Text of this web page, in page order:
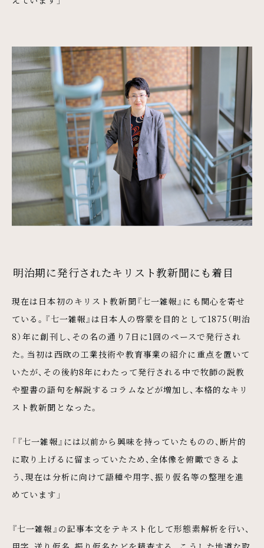
明治期に発行されたキリスト教新聞にも着目
現在は日本初のキリスト教新聞『七一雑報』にも関心を寄せ
ている。『七一雑報』は日本人の啓蒙を目的として1875（明治
8）年に創刊し、その名の通り7日に1回のペースで発行され
た。当初は西欧の工業技術や教育事業の紹介に重点を置いて
いたが、その後約8年にわたって発行される中で牧師の説教
や聖書の語句を解説するコラムなどが増加し、本格的なキリ
スト教新聞となった。
「『七一雑報』には以前から興味を持っていたものの、断片的
に取り上げるに留まっていたため、全体像を俯瞰できるよ
う、現在は分析に向けて語種や用字、振り仮名等の整理を進
めています」
『七一雑報』の記事本文をテキスト化して形態素解析を行い、